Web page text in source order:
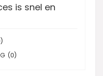
is snel en
)
(0)